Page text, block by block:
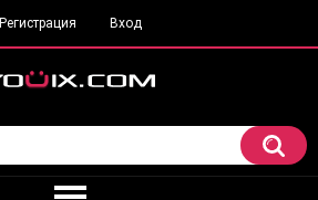
Регистрация Вход